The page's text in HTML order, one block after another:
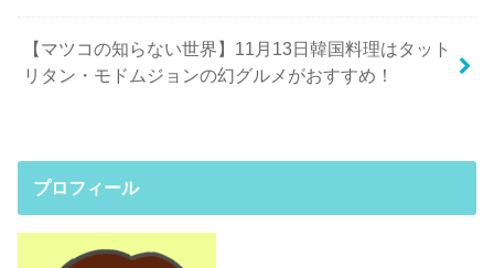
【マツコの知らない世界】11月13日韓国料理はタット
リタン・モドムジョンの幻グルメがおすすめ！
プロフィール